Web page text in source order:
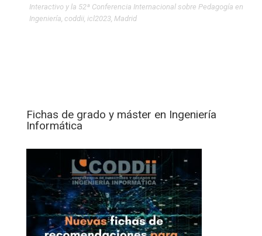
Interactivo y la 52ª Conferencia Internacional sobre Pedagogía en
Ingeniería coddii icl2023 Madrid
Fichas de grado y máster en Ingeniería
Informática